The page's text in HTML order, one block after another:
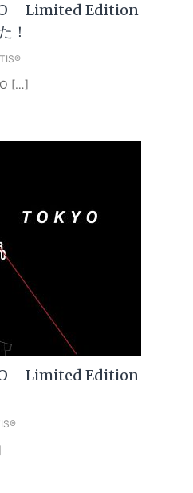
Limited Edition
！
[…]
Limited Edition